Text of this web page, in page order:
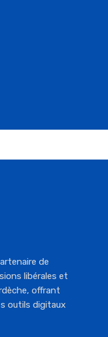
de
libérales et
offrant
outils digitaux